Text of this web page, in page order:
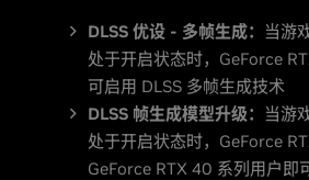
DLSS 优设 - 多帧生成： 当游
处于开启状态时，GeForce
可启用 DLSS 多帧生成技术
DLSS 帧生成模型升级： 当游
处于开启状态时，GeForce
GeForce RTX 40 系列用户即